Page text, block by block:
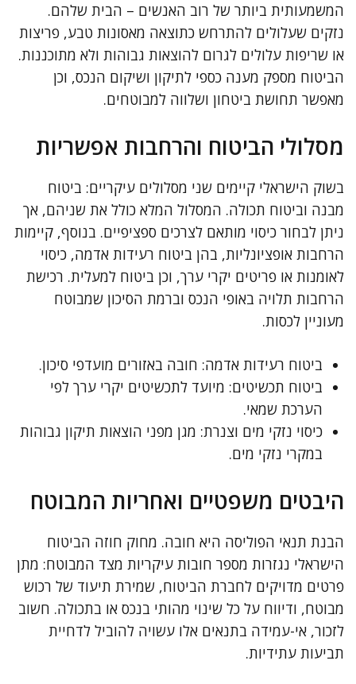
המשמעותית ביותר של רוב האנשים – הבית שלהם.
נזקים שעלולים להתרחש כתוצאה מאסונות טבע, פריצות
או שריפות עלולים לגרום להוצאות גבוהות ולא מתוכננות.
הביטוח מספק מענה כספי לתיקון ושיקום הנכס, וכן
מאפשר תחושת ביטחון ושלווה למבוטחים.
מסלולי הביטוח והרחבות אפשריות
בשוק הישראלי קיימים שני מסלולים עיקריים: ביטוח
מבנה וביטוח תכולה. המסלול המלא כולל את שניהם, אך
ניתן לבחור כיסוי מותאם לצרכים ספציפיים. בנוסף, קיימות
הרחבות אופציונליות, בהן ביטוח רעידות אדמה, כיסוי
לאומנות או פריטים יקרי ערך, וכן ביטוח למעלית. רכישת
הרחבות תלויה באופי הנכס וברמת הסיכון שמבוטח
מעוניין לכסות.
ביטוח רעידות אדמה: חובה באזורים מועדפי סיכון.
ביטוח תכשיטים: מיועד לתכשיטים יקרי ערך לפי
הערכת שמאי.
כיסוי נזקי מים וצנרת: מגן מפני הוצאות תיקון גבוהות
במקרי נזקי מים.
היבטים משפטיים ואחריות המבוטח
הבנת תנאי הפוליסה היא חובה. מחוק חוזה הביטוח
הישראלי נגזרות מספר חובות עיקריות מצד המבוטח: מתן
פרטים מדויקים לחברת הביטוח, שמירת תיעוד של רכוש
מבוטח, ודיווח על כל שינוי מהותי בנכס או בתכולה. חשוב
לזכור, אי-עמידה בתנאים אלו עשויה להוביל לדחיית
תביעות עתידיות.